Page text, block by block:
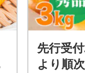
先行受
より順